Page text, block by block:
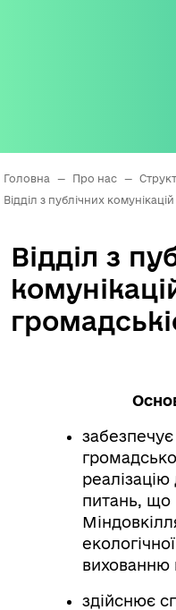
Головна — Про нас —
Відділ з публічних
Відділ з
питань, що
вихованню
здійснює